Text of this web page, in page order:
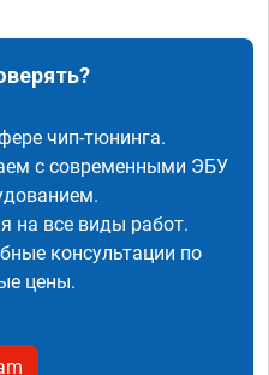
чип-тюнинга.
с современными ЭБУ
на все виды работ.
консультации по
цены.